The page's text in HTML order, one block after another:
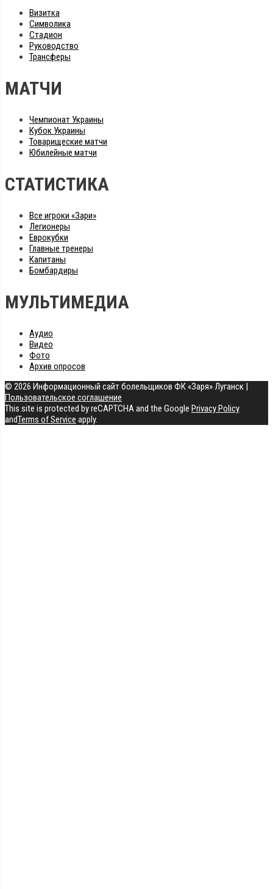
Визитка
Символика
Стадион
Руководство
Трансферы
МАТЧИ
Чемпионат Украины
Кубок Украины
Товарищеские матчи
Юбилейные матчи
СТАТИСТИКА
Все игроки «Зари»
Легионеры
Еврокубки
Главные тренеры
Капитаны
Бомбардиры
МУЛЬТИМЕДИА
Аудио
Видео
Фото
Архив опросов
© 2026 Информационный сайт болельщиков ФК «Заря» Луганск |
Пользовательское соглашение
This site is protected by reCAPTCHA and the Google Privacy Policy
andTerms of Service apply.